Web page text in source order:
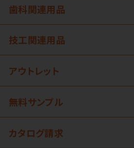
歯科関連用品
技工関連用品
アウトレット
無料サンプル
カタログ請求